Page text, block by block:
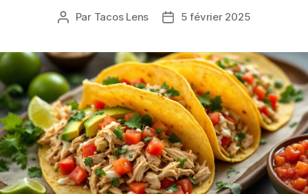
Auteur
Par Tacos Lens
Date5 février 2025